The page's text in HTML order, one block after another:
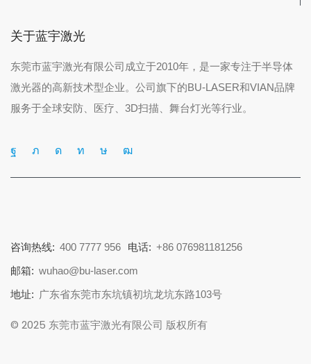
关于蓝宇激光
东莞市蓝宇激光有限公司成立于2010年，是一家专注于半导体
激光器的高新技术型企业。公司旗下的BU-LASER和VIAN品牌
服务于全球安防、医疗、3D扫描、舞台灯光等行业。
咨询热线: 400 7777 956 电话: +86 076981181256
邮箱: wuhao@bu-laser.com
地址: 广东省东莞市东坑镇初坑龙坑东路103号
© 2025 东莞市蓝宇激光有限公司 版权所有